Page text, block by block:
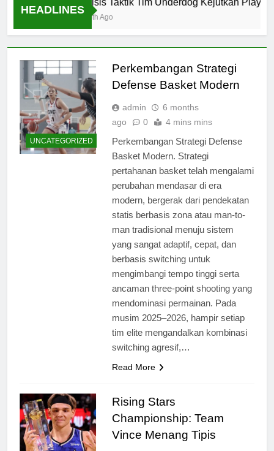
HEADLINES
1 Month Ago
UNCATEGORIZED
Perkembangan Strategi
Defense Basket Modern
admin
6 months
ago
0 4 mins mins
Perkembangan Strategi Defense
Basket Modern. Strategi
pertahanan basket telah mengalami
perubahan mendasar di era
modern, bergerak dari pendekatan
statis berbasis zona atau man-to-
man tradisional menuju sistem
yang sangat adaptif, cepat, dan
berbasis switching untuk
mengimbangi tempo tinggi serta
ancaman three-point shooting yang
mendominasi permainan. Pada
musim 2025–2026, hampir setiap
tim elite mengandalkan kombinasi
switching agresif,…
Read More
Rising Stars
Championship: Team
Vince Menang Tipis